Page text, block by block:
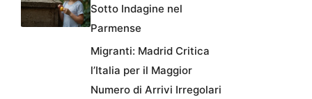
Sotto Indagine nel
Parmense
Migranti: Madrid Critica
l’Italia per il Maggior
Numero di Arrivi Irregolari